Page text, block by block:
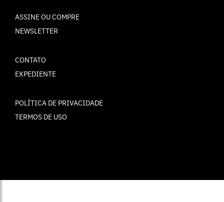
ASSINE OU COMPRE
NEWSLETTER
CONTATO
EXPEDIENTE
POLÍTICA DE PRIVACIDADE
TERMOS DE USO